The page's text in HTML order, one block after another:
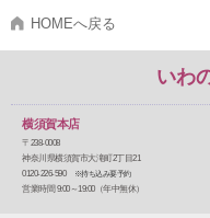
HOMEへ戻る
いわ
横須賀本店
〒238-0008
神奈川県横須賀市大滝町2丁目21
0120-226-590
※持ち込み要予約
営業時間 9:00～19:00（年中無休）